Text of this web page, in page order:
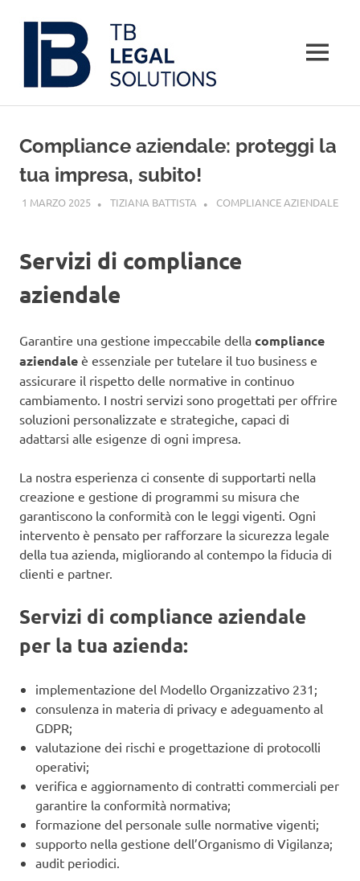
contenuto
MENU
Compliance aziendale: proteggi la
tua impresa, subito!
1 MARZO 2025 TIZIANA BATTISTA COMPLIANCE AZIENDALE
Servizi di compliance
aziendale
Garantire una gestione impeccabile della compliance
aziendale è essenziale per tutelare il tuo business e
assicurare il rispetto delle normative in continuo
cambiamento. I nostri servizi sono progettati per offrire
soluzioni personalizzate e strategiche, capaci di
adattarsi alle esigenze di ogni impresa.
La nostra esperienza ci consente di supportarti nella
creazione e gestione di programmi su misura che
garantiscono la conformità con le leggi vigenti. Ogni
intervento è pensato per rafforzare la sicurezza legale
della tua azienda, migliorando al contempo la fiducia di
clienti e partner.
Servizi di compliance aziendale
per la tua azienda:
implementazione del Modello Organizzativo 231;
consulenza in materia di privacy e adeguamento al
GDPR;
valutazione dei rischi e progettazione di protocolli
operativi;
verifica e aggiornamento di contratti commerciali per
garantire la conformità normativa;
formazione del personale sulle normative vigenti;
supporto nella gestione dell’Organismo di Vigilanza;
audit periodici.